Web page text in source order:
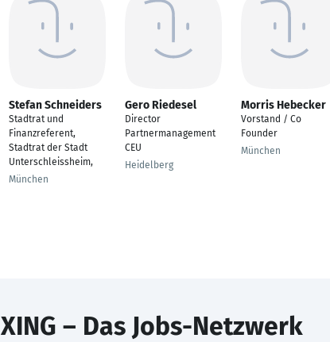
Stefan Schneiders
Stadtrat und
Finanzreferent,
Stadtrat der Stadt
Unterschleissheim,
München
Gero Riedesel
Director
Partnermanagement
CEU
Heidelberg
Morris Hebecker
Vorstand / Co
Founder
München
XING – Das Jobs-Netzwerk